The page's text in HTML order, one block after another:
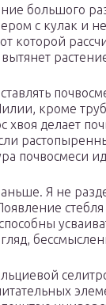
большого
с кулак и
которой
кроме
хвоя делает
почвосмеси
Я не